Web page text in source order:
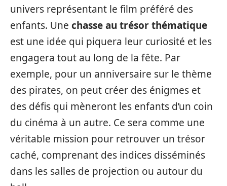
univers représentant le film préféré des
enfants. Une chasse au trésor thématique
est une idée qui piquera leur curiosité et les
engagera tout au long de la fête. Par
exemple, pour un anniversaire sur le thème
des pirates, on peut créer des énigmes et
des défis qui mèneront les enfants d’un coin
du cinéma à un autre. Ce sera comme une
véritable mission pour retrouver un trésor
caché, comprenant des indices disséminés
dans les salles de projection ou autour du